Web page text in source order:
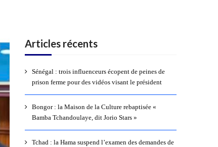
Articles récents
Sénégal : trois influenceurs écopent de peines de
prison ferme pour des vidéos visant le président
Bongor : la Maison de la Culture rebaptisée «
Bamba Tchandoulaye, dit Jorio Stars »
Tchad : la Hama suspend l’examen des demandes de